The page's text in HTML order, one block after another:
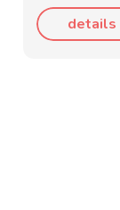
details